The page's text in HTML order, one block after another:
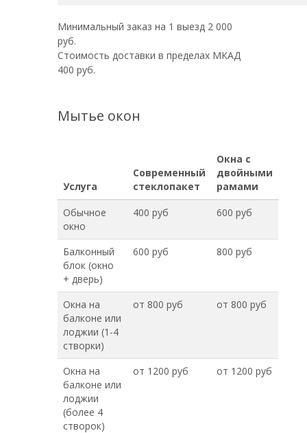
Минимальный заказ на 1 выезд 2 000
руб.
Стоимость доставки в пределах МКАД
400 руб.
Мытье окон
Услуга
Современный
стеклопакет
Окна с
двойными
рамами
Обычное
окно
400 руб 600 руб
Балконный
блок (окно
+ дверь)
600 руб 800 руб
Окна на
балконе или
лоджии (1-4
створки)
от 800 руб от 800 руб
Окна на
балконе или
лоджии
(более 4
створок)
от 1200 руб от 1200 руб